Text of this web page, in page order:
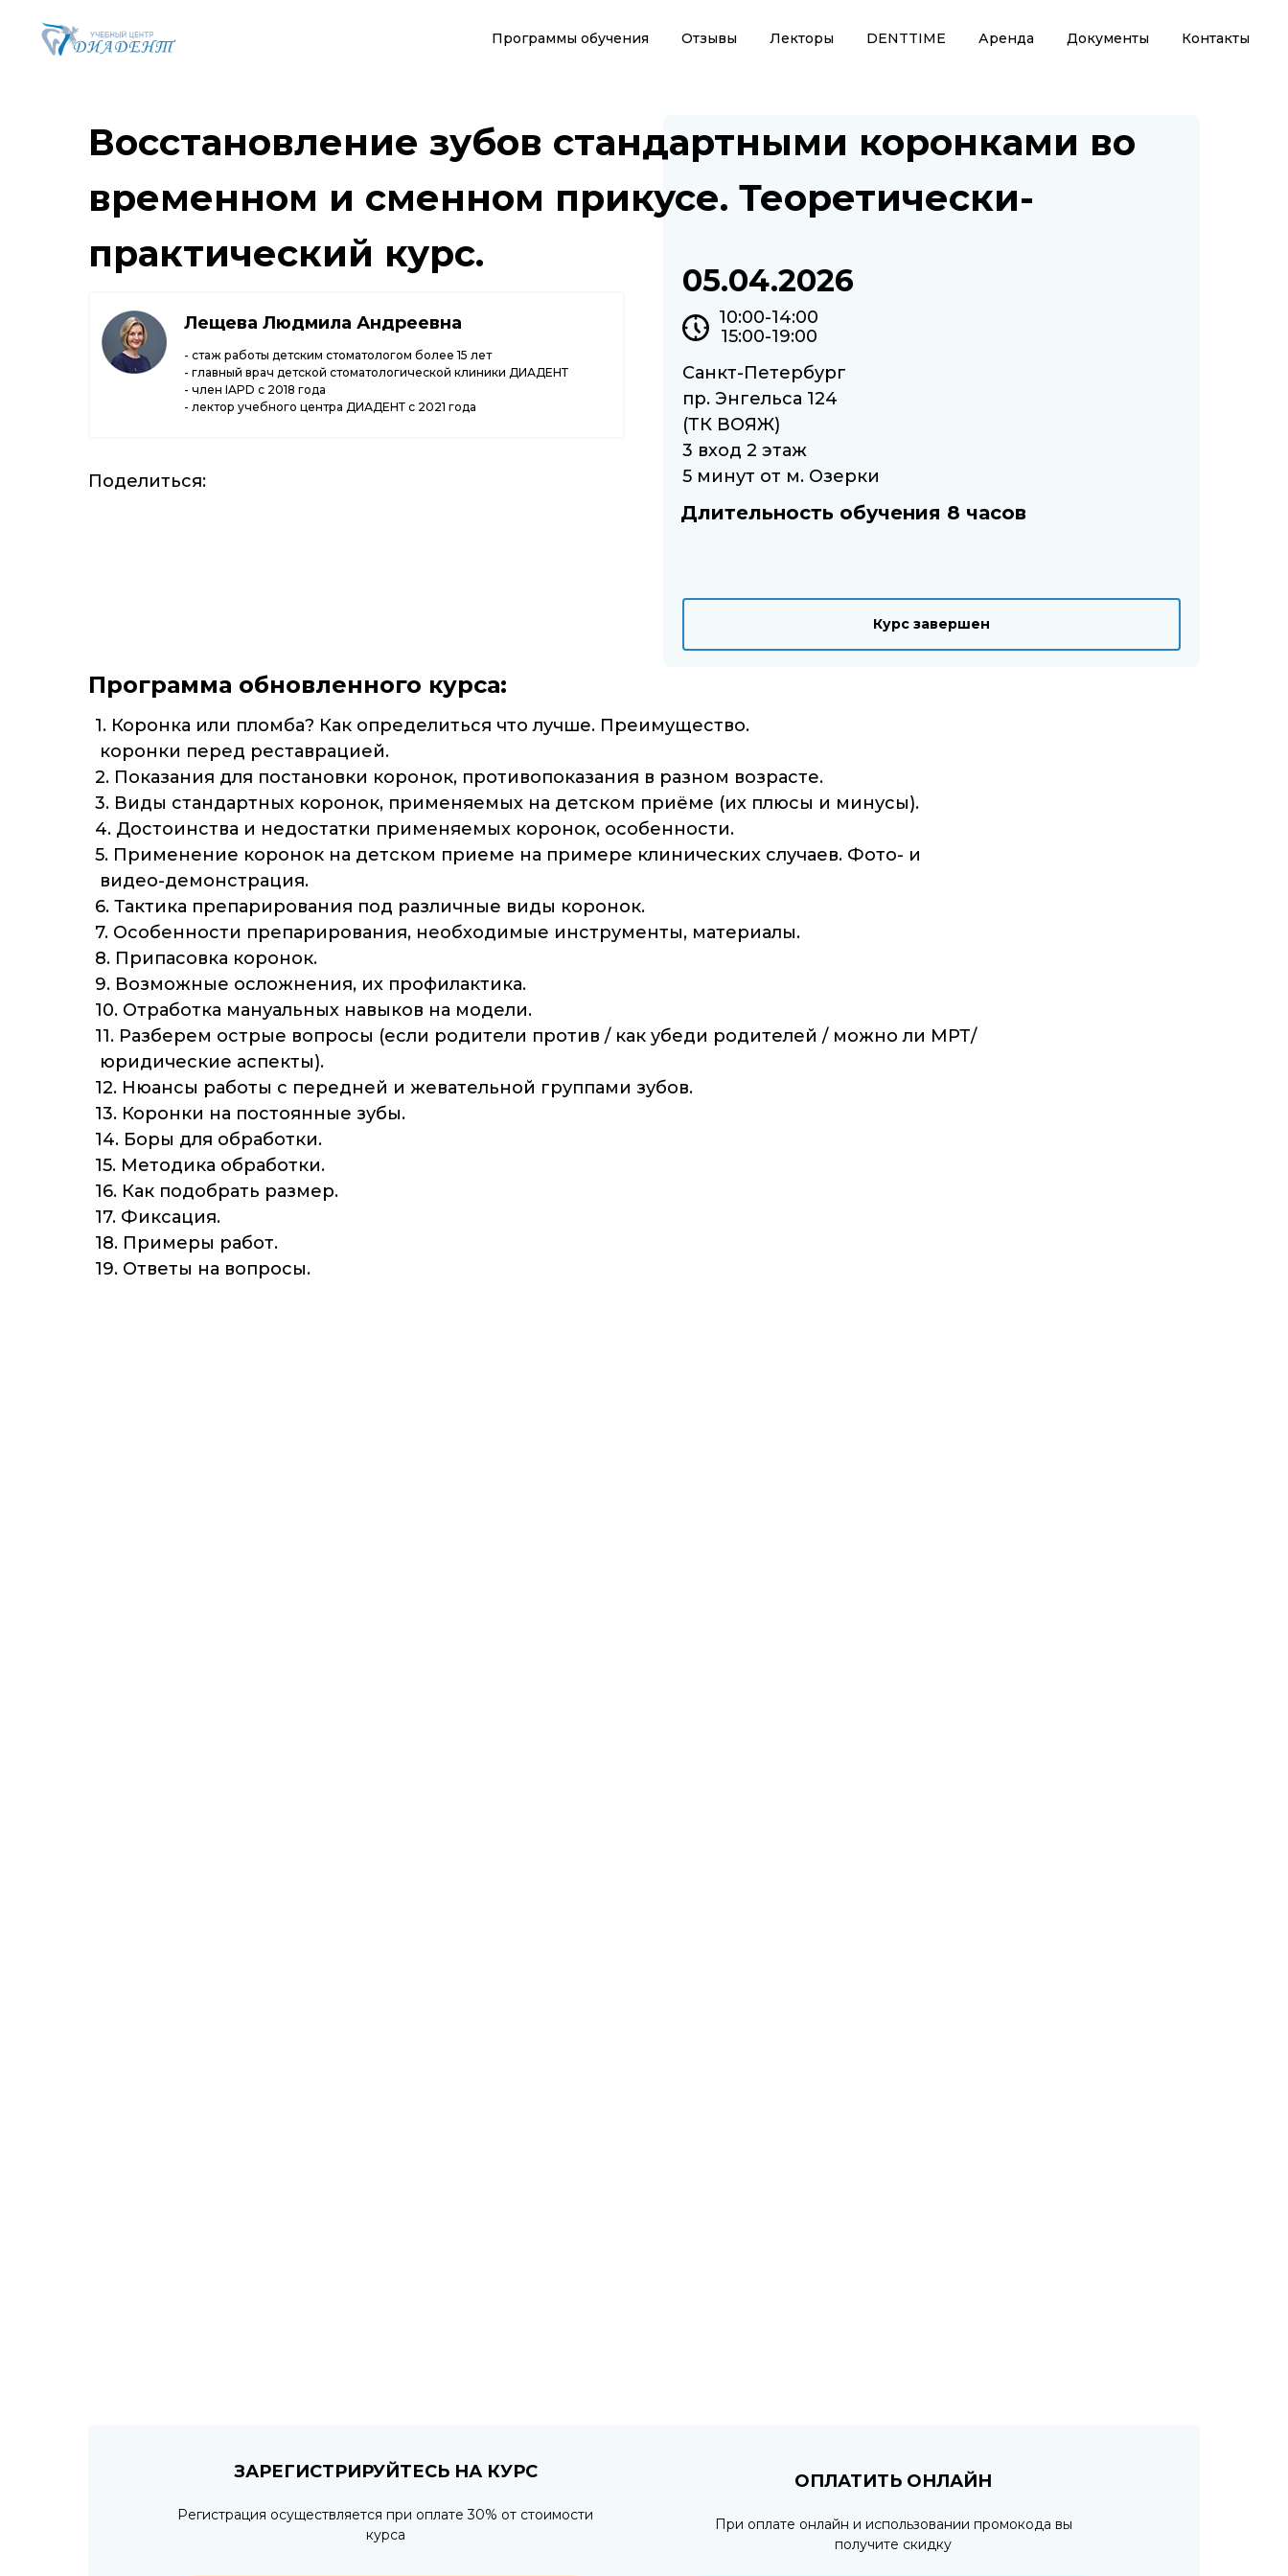
Программы обучения Отзывы Лекторы DENTTIME Аренда Документы Контакты
Восстановление зубов стандартными коронками во
временном и сменном прикусе. Теоретически-
практический курс.
10:00-14:00
Санкт-Петербург
пр. Энгельса 124
(ТК ВОЯЖ)
3 вход 2 этаж
5 минут от м. Озерки
05.04.2026
Курс завершен
Программа обновленного курса:
Лещева Людмила Андреевна
- стаж работы детским стоматологом более 15 лет
- главный врач детской стоматологической клиники ДИАДЕНТ
- член IAPD с 2018 года
- лектор учебного центра ДИАДЕНТ с 2021 года
1. Коронка или пломба? Как определиться что лучше. Преимущество.
коронки перед реставрацией.
2. Показания для постановки коронок, противопоказания в разном возрасте.
3. Виды стандартных коронок, применяемых на детском приёме (их плюсы и минусы).
4. Достоинства и недостатки применяемых коронок, особенности.
5. Применение коронок на детском приеме на примере клинических случаев. Фото- и
видео-демонстрация.
6. Тактика препарирования под различные виды коронок.
7. Особенности препарирования, необходимые инструменты, материалы.
8. Припасовка коронок.
9. Возможные осложнения, их профилактика.
10. Отработка мануальных навыков на модели.
11. Разберем острые вопросы (если родители против / как убеди родителей / можно ли МРТ/
юридические аспекты).
12. Нюансы работы с передней и жевательной группами зубов.
13. Коронки на постоянные зубы.
14. Боры для обработки.
15. Методика обработки.
16. Как подобрать размер.
17. Фиксация.
18. Примеры работ.
19. Ответы на вопросы.
Поделиться:
При оплате онлайн и использовании промокода вы
получите скидку
ОПЛАТИТЬ ОНЛАЙН
Регистрация осуществляется при оплате 30% от стоимости
курса
ЗАРЕГИСТРИРУЙТЕСЬ НА КУРС
Длительность обучения 8 часов
15:00-19:00